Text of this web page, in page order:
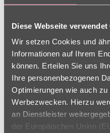
Diese Webseite verwendet
Wir setzen Cookies und
Informationen auf Ihrem
können. Erteilen Sie uns
Ihre personenbezogenen
Optimierungen wie auch
Werbezwecken. Hierzu
an Dienstleister
der Europäischen Union
aufkommen. Dafür
Aktivitätsangebote im
kulturellen
regelmäßig einladen.
Bewohner auf die
Kindergartenkindern
zum anschließenden
bleiben. Ein beliebter
Bibliothek, die wir